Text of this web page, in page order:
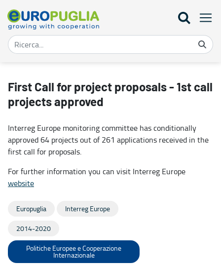
First Call for project proposals - 1st call
projects approved
Interreg Europe monitoring committee has conditionally
approved 64 projects out of 261 applications received in the
first call for proposals.
For further information you can visit Interreg Europe
website
Europuglia Interreg Europe
2014-2020
Politiche Europee e Cooperazione
Internazionale